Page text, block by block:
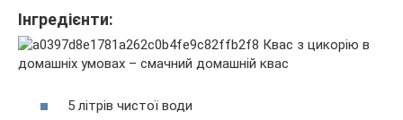
Інгредієнти:
5 літрів чистої води